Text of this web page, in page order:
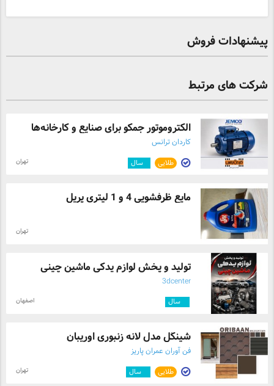
پیشنهادات فروش
شرکت های مرتبط
الکتروموتور جمکو برای صنایع و کارخانه‌ها
کاردان ترانس
طلایی سال تهران
مایع ظرفشویی 4 و 1 لیتری پریل
تهران
تولید و پخش لوازم یدکی ماشین چینی
3dcenter
سال اصفهان
شینگل مدل لانه زنبوری اوریبان
فن آوران عمران پاریز
طلایی سال تهران